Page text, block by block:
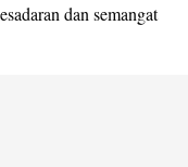
dan semangat